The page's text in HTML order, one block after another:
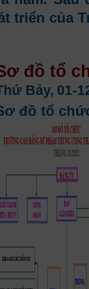
triển của
đồ tổ
Bảy, 01-
đồ tổ